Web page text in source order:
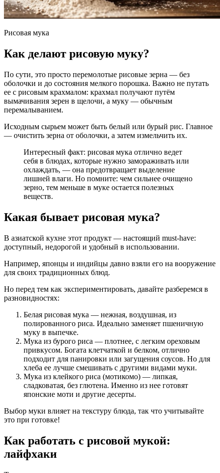
Рисовая мука
Как делают рисовую муку?
По сути, это просто перемолотые рисовые зерна — без
оболочки и до состояния мелкого порошка. Важно не путать
ее с рисовым крахмалом: крахмал получают путём
вымачивания зерен в щелочи, а муку — обычным
перемалыванием.
Исходным сырьем может быть белый или бурый рис. Главное
— очистить зерна от оболочки, а затем измельчить их.
Интересный факт: рисовая мука отлично ведет
себя в блюдах, которые нужно замораживать или
охлаждать, — она предотвращает выделение
лишней влаги. Но помните: чем сильнее очищено
зерно, тем меньше в муке остается полезных
веществ.
Какая бывает рисовая мука?
В азиатской кухне этот продукт — настоящий must-have:
доступный, недорогой и удобный в использовании.
Например, японцы и индийцы давно взяли его на вооружение
для своих традиционных блюд.
Но перед тем как экспериментировать, давайте разберемся в
разновидностях:
Белая рисовая мука — нежная, воздушная, из
полированного риса. Идеально заменяет пшеничную
муку в выпечке.
Мука из бурого риса — плотнее, с легким ореховым
привкусом. Богата клетчаткой и белком, отлично
подходит для панировки или загущения соусов. Но для
хлеба ее лучше смешивать с другими видами муки.
Мука из клейкого риса (мотикомо) — липкая,
сладковатая, без глютена. Именно из нее готовят
японские моти и другие десерты.
Выбор муки влияет на текстуру блюда, так что учитывайте
это при готовке!
Как работать с рисовой мукой:
лайфхаки